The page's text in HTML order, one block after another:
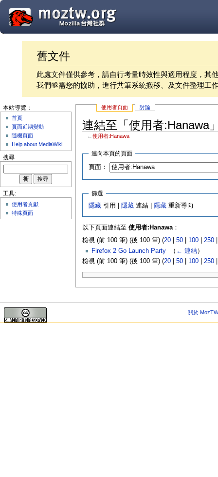
舊文件
此處文件僅供參考，請自行考量時效性與適用程度，其
我們亟需您的協助，進行共筆系統搬移、及文件整理工
使用者頁面 討論
連結至「使用者:Hanawa
←使用者:Hanawa
連向本頁的頁面
頁面：
篩選
隱藏 引用 | 隱藏 連結 | 隱藏 重新導向
以下頁面連結至 使用者:Hanawa：
檢視 (前 100 筆) (後 100 筆) (20| 50| 100| 250
Firefox 2 Go Launch Party‎ （ ← 連結）
檢視 (前 100 筆) (後 100 筆) (20| 50| 100| 250
本站導覽：
首頁
頁面近期變動
隨機頁面
Help about MediaWiki
搜尋
工具:
使用者貢獻
特殊頁面
關於